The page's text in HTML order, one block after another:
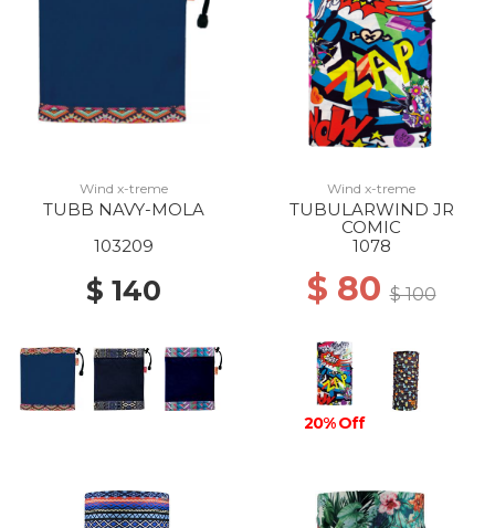
Wind x-treme
TUBB NAVY-MOLA
103209
$ 140
Wind x-treme
TUBULARWIND JR
COMIC
1078
$ 80$ 100
20% Off